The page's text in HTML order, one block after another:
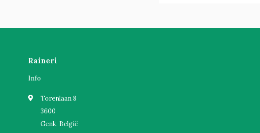
Raineri
Info
Torenlaan 8
3600
Genk, België